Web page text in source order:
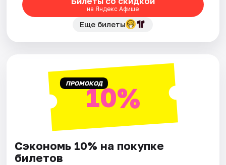
на Яндекс Афише
Еще билеты
ПРОМОКОД10%
Сэкономь 10% на покупке
билетов